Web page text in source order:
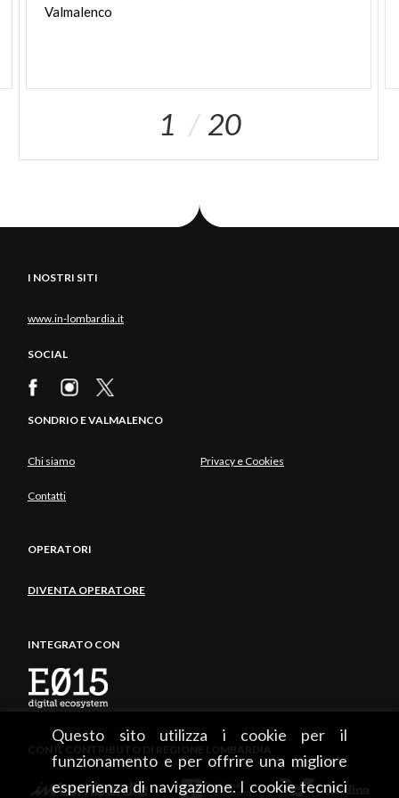
Questo sito utilizza i cookie per il
funzionamento e per offrire una migliore
esperienza di navigazione. I cookie tecnici
Valmalenco
1 20
I NOSTRI SITI
www.in-lombardia.it
SOCIAL
SONDRIO E VALMALENCO
Chi siamo Privacy e Cookies
Contatti
OPERATORI
DIVENTA OPERATORE
INTEGRATO CON
CON IL CONTRIBUTO DI REGIONE LOMBARDIA